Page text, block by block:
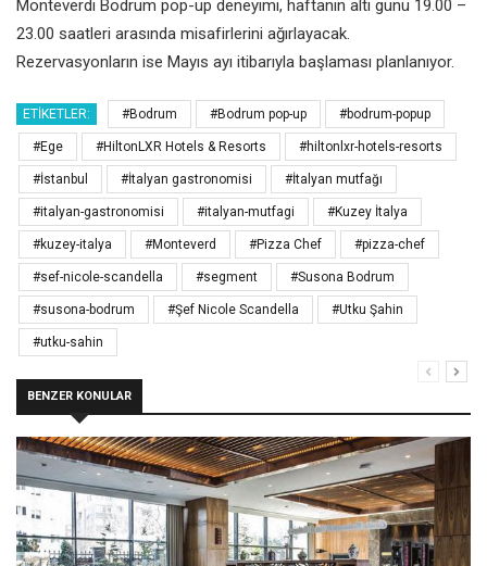
Monteverdi Bodrum pop-up deneyimi, haftanın altı günü 19.00 –
23.00 saatleri arasında misafirlerini ağırlayacak.
Rezervasyonların ise Mayıs ayı itibarıyla başlaması planlanıyor.
ETIKETLER: #Bodrum #Bodrum pop-up #bodrum-popup
#Ege #HiltonLXR Hotels & Resorts #hiltonlxr-hotels-resorts
#İstanbul #İtalyan gastronomisi #İtalyan mutfağı
#italyan-gastronomisi #italyan-mutfagi #Kuzey İtalya
#kuzey-italya #Monteverd #Pizza Chef #pizza-chef
#sef-nicole-scandella #segment #Susona Bodrum
#susona-bodrum #Şef Nicole Scandella #Utku Şahin
#utku-sahin
BENZER KONULAR